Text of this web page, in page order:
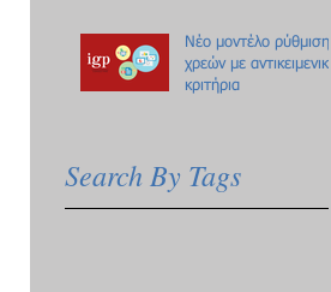
Νέο μοντέλο ρύθμισης
χρεών με αντικειμενικά
κριτήρια
Search By Tags